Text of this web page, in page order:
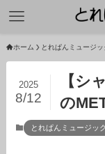
ホーム とれぱんミュージッ
【シ
の
2025
8/12
とれぱんミュージック